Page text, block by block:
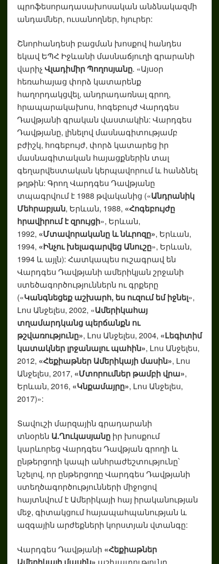
պրոֆեսորադասախոսական անձնակազմի
անդամներ, ուսանողներ, հյուրեր:
Շնորհանդեսի բացման խոսքով հանդես
եկավ ԵՊՀ Իջևանի մասնաճյուղի գրարանի
վարիչՎլադիմիր Պողոսյանը. «Այսօր
հեռահայաց փորձ կատարենք
հաղորդակցվել, անդրադառնալ գրող,
հրապարակախոս, հոգեբույժ Վարդգես
Դավթյանի գրական վաստակին: Վարդգես
Դավթյանը, լինելով մասնագիտությամբ
բժիշկ, հոգեբույժ, փորձ կատարեց իր
մասնագիտական հայացքներին տալ
գեղարվեստական կերպավորում և հանձնել
թղթին: Գրող Վարդգես Դավթյանը
տպագրվում է 1988 թվականից («Անդրանիկ
Մեհրաբյան, Երևան, 1988, «Հոգեբույժը
հրավիրում է զրույցի», Երևան,
1992, «Մտավորականը և նևրոզը», Երևան,
1994, «Ինչու խելագարվեց Անուշը», Երևան,
1994 և այլն): Հատկապես ուշագրավ են
Վարդգես Դավթյանի ամերիկյան շրջանի
ստեծագործություններն ու գրքերը
(«Կանգնեցեք աշխարհ, ես ուզում եմ իջնել»,
Լոս Անջելես, 2002, «Ամերիկահայ
տղամարդկանց պերճանքն ու
թշվառությունը», Լոս Անջելես, 2004, «Լեգիտիմ
կատակներ լրջանալու պահին», Լոս Անջելես,
2012, «Հեքիաթներ Ամերիկայի մասին», Լոս
Անջելես, 2017, «Մտորումներ թամբի վրա»,
Երևան, 2016, «Կնքամայրը», Լոս Անջելես,
2017)»:
Տավուշի մարզային գրադարանի
տնօրեն Ա.Ղուկասյանը իր խոսքում
կարևորեց Վարդգես Դավթյան գրողի և
ընթերցողի կապի անհրաժեշտությունը՝
նշելով, որ ընթերցողը Վարդգես Դավթյանի
ստեղծագործությունների միջոցով
հայտնվում է Ամերիկայի հայ իրականության
մեջ, գիտակցում հայապահպանության և
ազգային արժեքների կորստյան վտանգը:
Վարդգես Դավթյանի «Հեքիաթներ